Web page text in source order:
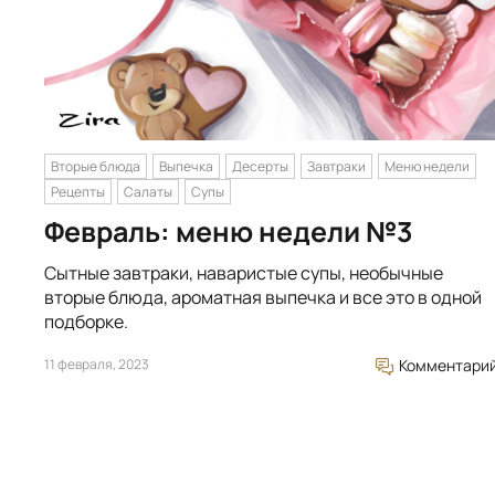
Вторые блюда Выпечка Десерты Завтраки
Меню недели
Рецепты
Салаты Супы
Февраль: меню недели №3
Сытные завтраки, наваристые супы, необычные
вторые блюда, ароматная выпечка и все это в одной
подборке.
11 февраля, 2023